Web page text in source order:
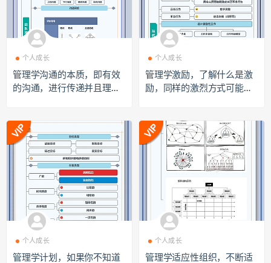
个人成长
管理学沟通的本质，即有效
的沟通，进行传递并且理解
个人成长
管理学激励，了解什么是激
励，同样的激烈方式可能对
个人成长
管理学计划，如果你不知道
个人成长
管理学适应性组织，不断适